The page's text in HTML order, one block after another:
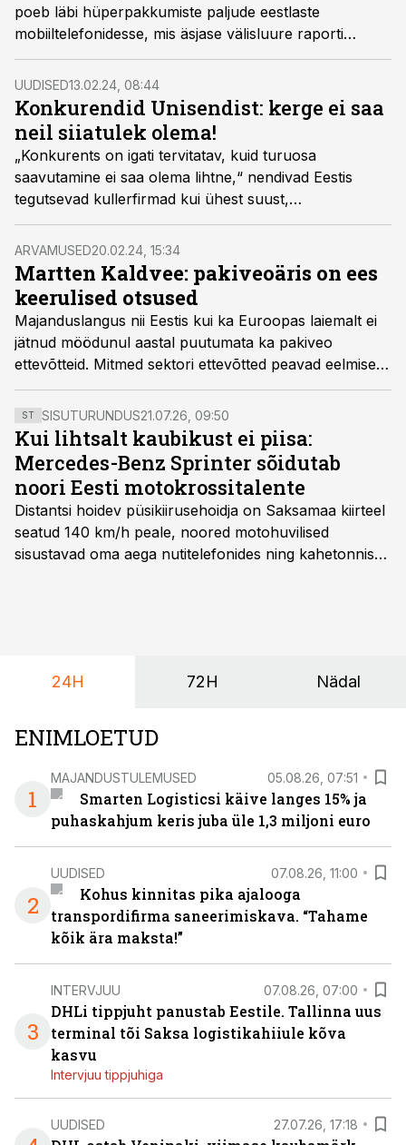
poeb läbi hüperpakkumiste paljude eestlaste
mobiiltelefonidesse, mis äsjase välisluure raporti
taustal on üsna kõhedust tekitav. Kuid see, millist
käivet on ta eriti ühele kullerfirmale kaasa toonud, on
täiesti müstiline, tõdes Venipak Eesti müügijuht Martten
Kaldvee saates „Logistikauudised eetris“.
UUDISED13.02.24, 08:44
Konkurendid Unisendist: kerge ei saa
neil siiatulek olema!
„Konkurents on igati tervitatav, kuid turuosa
saavutamine ei saa olema lihtne,“ nendivad Eestis
tegutsevad kullerfirmad kui ühest suust,
kommenteerides Leedu riikliku postifirma sisenemist
Unisend kaubamärgi all Eesti kullerteenuste turule.
Suurimaks murekohana nähakse kasvavat survet
keskkonnale ja sektori investeerimisvõime kahanemist.
ARVAMUSED20.02.24, 15:34
Martten Kaldvee: pakiveoäris on ees
keerulised otsused
Majanduslangus nii Eestis kui ka Euroopas laiemalt ei
jätnud möödunul aastal puutumata ka pakiveo
ettevõtteid. Mitmed sektori ettevõtted peavad eelmise
aasta tulemustele otsa vaadates langetama keerulisi
otsuseid, millele paraku annavad kinnitust esimesed
koondamisteated, kirjutab Venipak Eesti müügidirektor
Martten Kaldvee.
ST SISUTURUNDUS21.07.26, 09:50
Kui lihtsalt kaubikust ei piisa:
Mercedes-Benz Sprinter sõidutab
noori Eesti motokrossitalente
Distantsi hoidev püsikiirusehoidja on Saksamaa kiirteel
seatud 140 km/h peale, noored motohuvilised
sisustavad oma aega nutitelefonides ning kahetonnises
24H 72H Nädal
ENIMLOETUD
1
MAJANDUSTULEMUSED 05.08.26, 07:51
Smarten Logisticsi käive langes 15% ja
puhaskahjum keris juba üle 1,3 miljoni euro
2
UUDISED 07.08.26, 11:00
Kohus kinnitas pika ajalooga
transpordifirma saneerimiskava. “Tahame
kõik ära maksta!”
3
INTERVJUU 07.08.26, 07:00
DHLi tippjuht panustab Eestile. Tallinna uus
terminal tõi Saksa logistikahiiule kõva
kasvu
Intervjuu tippjuhiga
UUDISED 27.07.26, 17:18